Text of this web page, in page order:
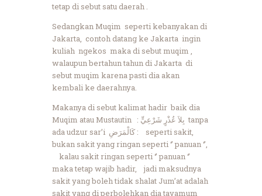
tetap di sebut satu daerah .
Sedangkan Muqim seperti kebanyakan di
Jakarta, contoh datang ke Jakarta ingin
kuliah ngekos maka di sebut muqim ,
walaupun bertahun tahun di Jakarta di
sebut muqim karena pasti dia akan
kembali ke daerahnya.
Makanya di sebut kalimat hadir baik dia
Muqim atau Mustautin بِلاَ عُذْرٍ شَرْعِيٍّ : tanpa
ada udzur sar’i : كَالْمَرَضِ seperti sakit,
bukan sakit yang ringan seperti ‘’ panuan ‘’,
kalau sakit ringan seperti ‘’ panuan ‘’
maka tetap wajib hadir, jadi maksudnya
sakit yang boleh tidak shalat Jum’at adalah
sakit yang di perbolehkan dia tayamum